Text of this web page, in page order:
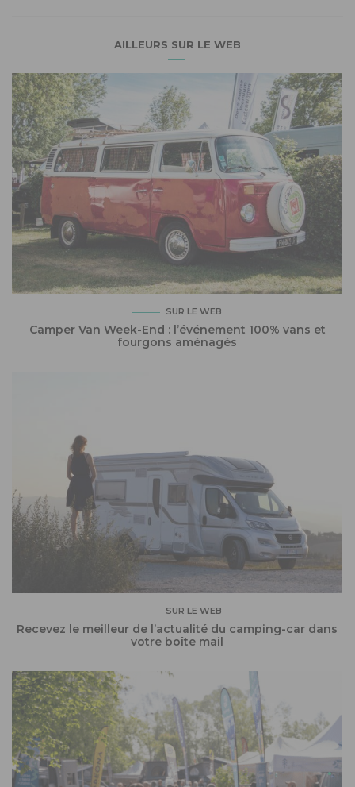
AILLEURS SUR LE WEB
SUR LE WEB
Camper Van Week-End : l’événement 100% vans et
fourgons aménagés
SUR LE WEB
Recevez le meilleur de l’actualité du camping-car dans
votre boîte mail